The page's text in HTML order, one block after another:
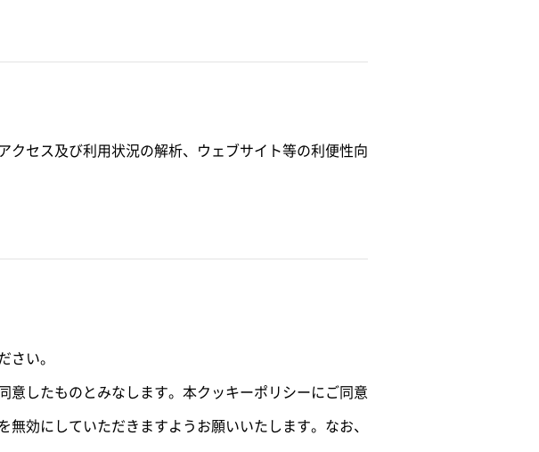
クセス及び利用状況の解析、ウェブサイト等の利便性向
さい。
意したものとみなします。本クッキーポリシーにご同意
効にしていただきますようお願いいたします。なお、